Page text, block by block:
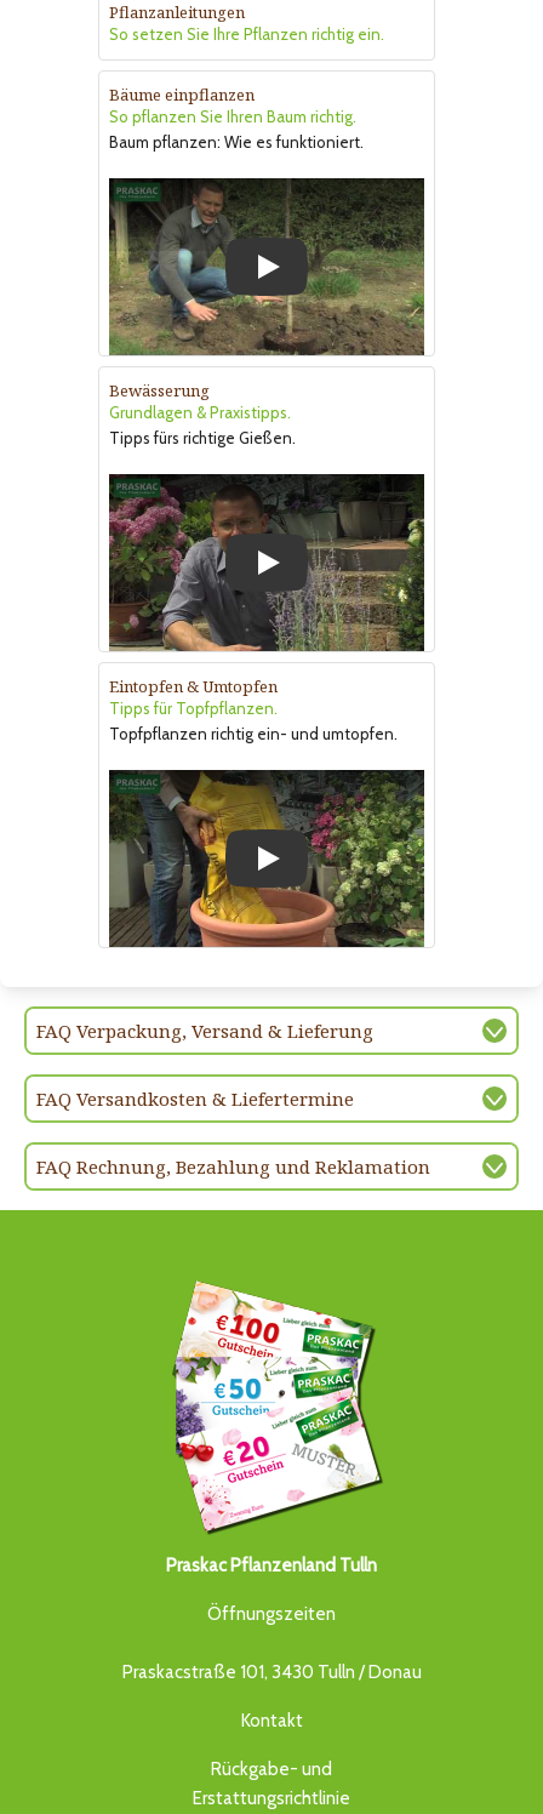
Pflanzanleitungen
So setzen Sie Ihre Pflanzen richtig ein.
Bäume einpflanzen
So pflanzen Sie Ihren Baum richtig.
Baum pflanzen: Wie es funktioniert.
Bewässerung
Grundlagen & Praxistipps.
Tipps fürs richtige Gießen.
Eintopfen & Umtopfen
Tipps für Topfpflanzen.
Topfpflanzen richtig ein- und umtopfen.
FAQ Verpackung, Versand & Lieferung
FAQ Versandkosten & Liefertermine
FAQ Rechnung, Bezahlung und Reklamation
Praskac Pflanzenland Tulln
Öffnungszeiten
Praskacstraße 101, 3430 Tulln / Donau
Kontakt
Rückgabe- und
Erstattungsrichtlinie